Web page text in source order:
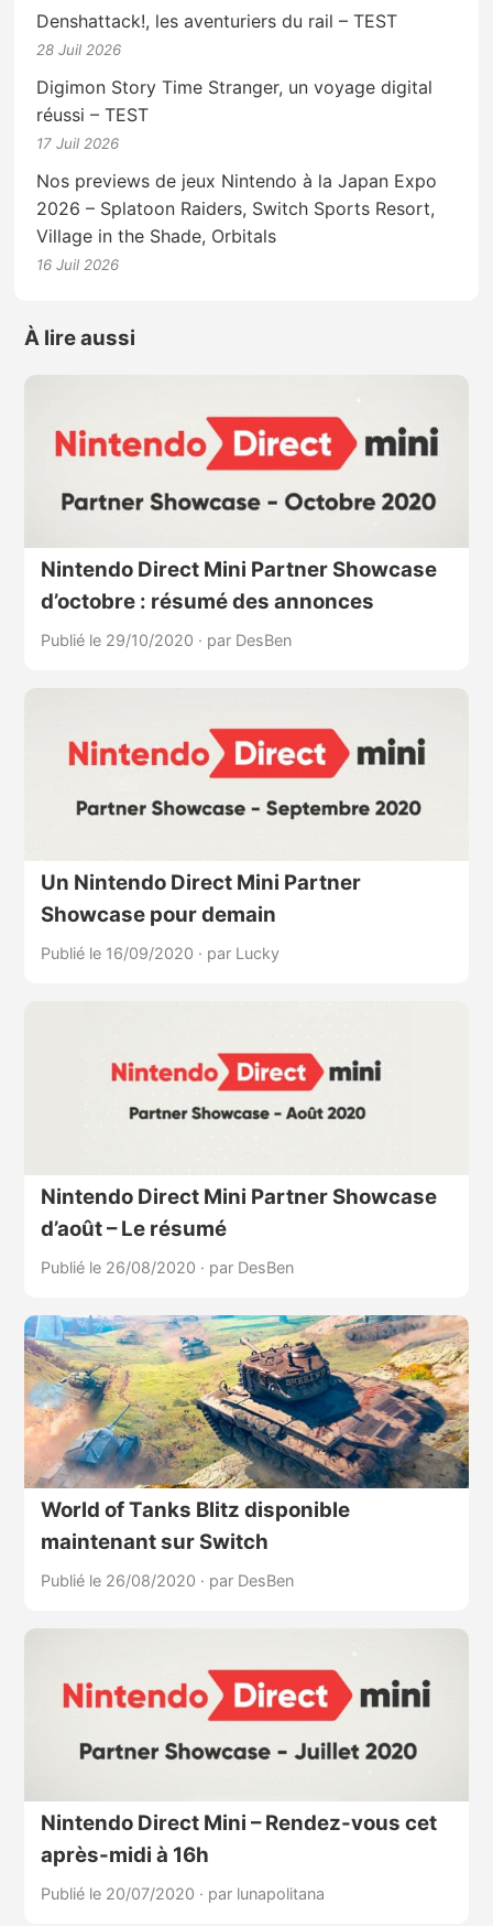
Denshattack!, les aventuriers du rail – TEST
28 Juil 2026
Digimon Story Time Stranger, un voyage digital
réussi – TEST
17 Juil 2026
Nos previews de jeux Nintendo à la Japan Expo
2026 – Splatoon Raiders, Switch Sports Resort,
Village in the Shade, Orbitals
16 Juil 2026
À lire aussi
Nintendo Direct Mini Partner Showcase
d’octobre : résumé des annonces
Publié le 29/10/2020 · par DesBen
Un Nintendo Direct Mini Partner
Showcase pour demain
Publié le 16/09/2020 · par Lucky
Nintendo Direct Mini Partner Showcase
d’août – Le résumé
Publié le 26/08/2020 · par DesBen
World of Tanks Blitz disponible
maintenant sur Switch
Publié le 26/08/2020 · par DesBen
Nintendo Direct Mini – Rendez-vous cet
après-midi à 16h
Publié le 20/07/2020 · par lunapolitana